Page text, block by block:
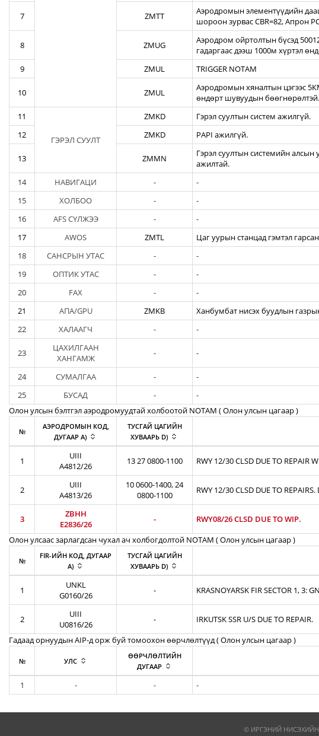
7 ZMTT
Аэродромын элементүүдийн
шороон зурвас CBR=82, Апрон
8 ZMUG
Аэродром ойртолтын бүсэд
гадаргаас дээш 1000м хүртэл
9 ZMUL TRIGGER NOTAM
10 ZMUL
Аэродромын хяналтын цэгээс
өндөрт шувуудын бөөгнөрөлтэй.
11
ГЭРЭЛ СУУЛТ
ZMKD Гэрэл суултын систем ажилгүй.
12
ZMKD PAPI ажилгүй.
13 ZMMN
Гэрэл суултын системийн алсын
ажилтай.
14 НАВИГАЦИ - -
15
ХОЛБОО - -
16
AFS СҮЛЖЭЭ - -
17
AWOS ZMTL Цаг уурын станцад гэмтэл
18
САНСРЫН УТАС - -
19
ОПТИК УТАС - -
20
FAX - -
21
АПА/GPU ZMKB Ханбумбат нисэх буудлын
22
ХАЛААГЧ - -
23
ЦАХИЛГААН
ХАНГАМЖ
- -
24 СУМАЛГАА - -
25
БУСАД - -
Олон улсын бэлтгэл аэродромуудтай холбоотой NOTAM ( Oлон улсын цагаар )
№
АЭРОДРОМЫН КОД,
ДУГААР A)
ТУСГАЙ ЦАГИЙН
ХУВААРЬ D)
1
UIII
A4812/26
13 27 0800-1100 RWY 12/30 CLSD DUE TO REPAIR
2
UIII
A4813/26
10 0600-1400, 24
0800-1100
RWY 12/30 CLSD DUE TO
3
ZBHH
E2836/26
- RWY08/26 CLSD DUE TO WIP.
Олон улсаас зарлагдсан чухал ач холбогдолтой NOTAM ( Олон улсын цагаар )
№
FIR-ИЙН КОД, ДУГААР
A)
ТУСГАЙ ЦАГИЙН
ХУВААРЬ D)
1
UNKL
G0160/26
- KRASNOYARSK FIR SECTOR 1, 3:
2
UIII
U0816/26
- IRKUTSK SSR U/S DUE TO REPAIR.
Гадаад орнуудын AIP-д орж буй томоохон өөрчлөлтүүд ( Олон улсын цагаар )
№ УЛС
ӨӨРЧЛӨЛТИЙН
ДУГААР
1 - - -
© ИРГЭНИЙ